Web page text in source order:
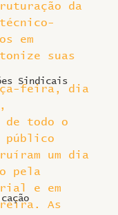
Sindicais
da
em
suas
feira, dia
de todo o
público
um dia
pela
e em
As